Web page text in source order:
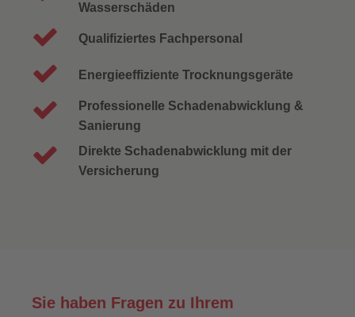
Wasserschäden
Qualifiziertes Fachpersonal
Energieeffiziente Trocknungsgeräte
Professionelle Schadenabwicklung &
Sanierung
Direkte Schadenabwicklung mit der
Versicherung
Sie haben Fragen zu Ihrem